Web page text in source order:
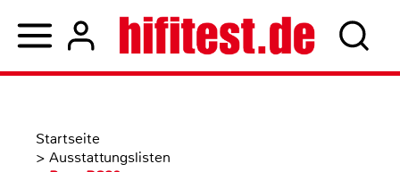
Startseite
> Ausstattungslisten